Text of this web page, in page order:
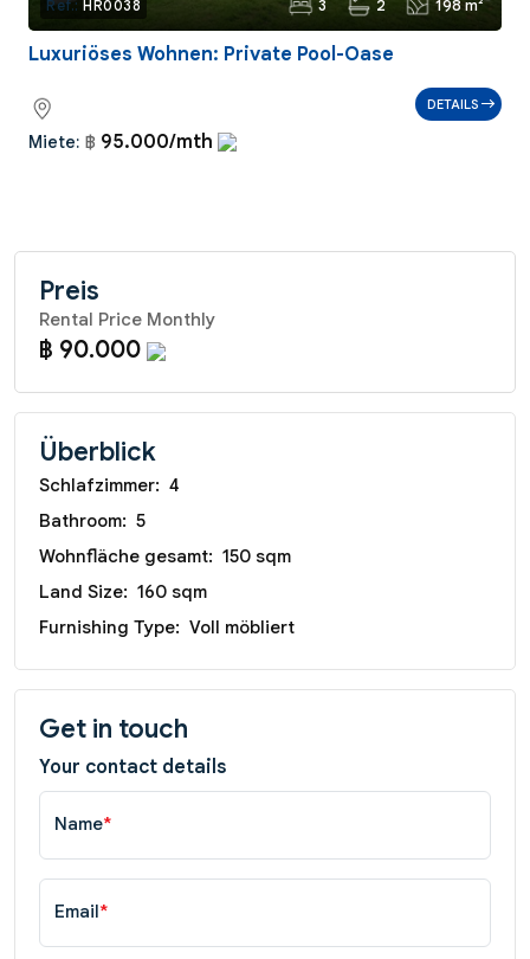
Ref.: HR0038 3 2 198 m²
Luxuriöses Wohnen: Private Pool-Oase
Miete: ฿ 95.000/mth
DETAILS
Preis
Rental Price Monthly
฿ 90.000
Überblick
Schlafzimmer: 4
Bathroom: 5
Wohnfläche gesamt: 150 sqm
Land Size: 160 sqm
Furnishing Type: Voll möbliert
Get in touch
Your contact details
Name*
Email*